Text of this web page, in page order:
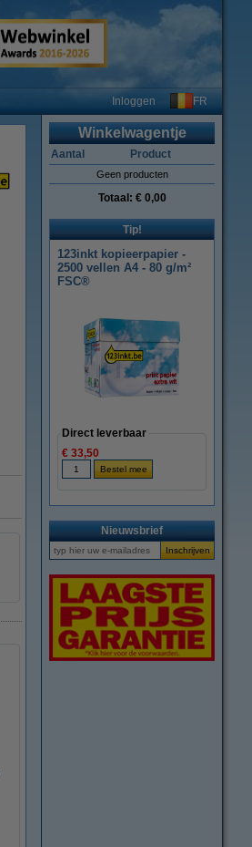
Inloggen FR
Winkelwagentje
Aantal Product
Geen producten
Totaal: € 0,00
Tip!
123inkt kopieerpapier -
2500 vellen A4 - 80 g/m²
FSC®
Direct leverbaar
€ 33,50
Nieuwsbrief